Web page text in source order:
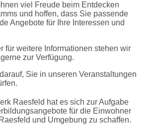
viel Freude beim Entdecken
und hoffen, dass Sie passende
Angebote für Ihre Interessen und
für weitere Informationen stehen wir
zur Verfügung.
Sie in unseren Veranstaltungen
Raesfeld hat es sich zur Aufgabe
für die Einwohner
und Umgebung zu schaffen.